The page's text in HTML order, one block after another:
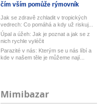
čím vším pomůže rýmovník
Jak se zdravě zchladit v tropických
vedrech: Co pomáhá a kdy už riskuj...
Úpal a úžeh: Jak je poznat a jak se z
nich rychle vyléčit
Parazité v nás: Kterým se u nás líbí a
kde v našem těle je můžeme nají...
Mimibazar